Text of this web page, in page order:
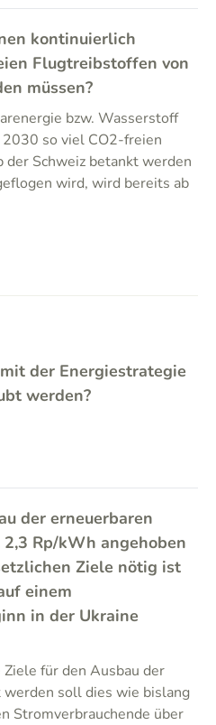
kontinuierlich
Flugtreibstoffen von
müssen?
bzw. Wasserstoff
so viel CO2-freien
Schweiz betankt werden
wird, wird bereits ab
der Energiestrategie
werden?
der erneuerbaren
Rp/kWh angehoben
Ziele nötig ist
einem
in der Ukraine
für den Ausbau der
werden soll dies wie bislang
Stromverbrauchende über